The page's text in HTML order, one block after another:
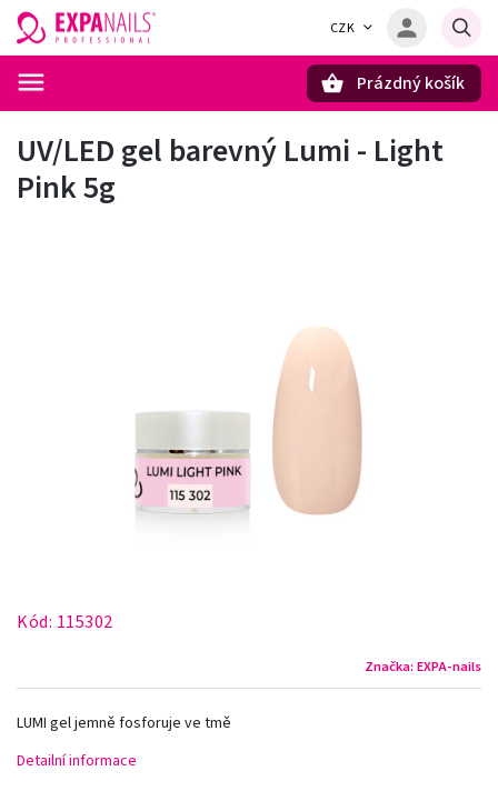
CZK
Prázdný košík
UV/LED gel barevný Lumi - Light
Pink 5g
Kód: 115302
Značka: EXPA-nails
LUMI gel jemně fosforuje ve tmě
Detailní informace